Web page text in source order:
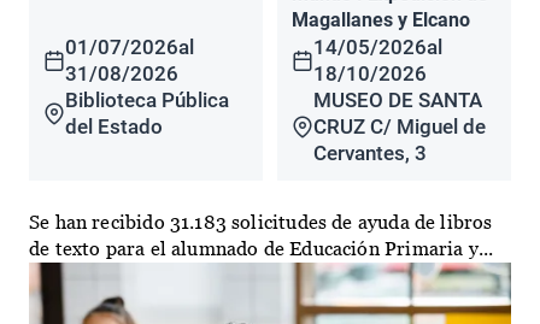
01/07/2026al
31/08/2026
Biblioteca Pública
del Estado
Magallanes y Elcano
14/05/2026al
18/10/2026
MUSEO DE SANTA
CRUZ C/ Miguel de
Cervantes, 3
Se han recibido 31.183 solicitudes de ayuda de libros
de texto para el alumnado de Educación Primaria y...